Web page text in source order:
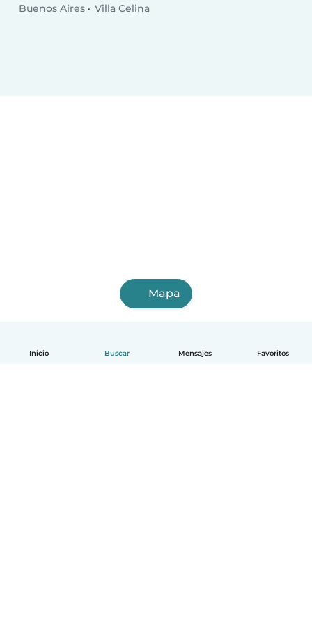
Inicio Buscar Mensajes Favoritos
Buenos Aires Villa Celina
Mapa